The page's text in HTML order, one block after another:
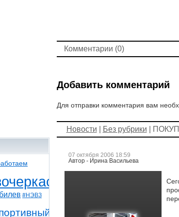
#НЭВЗ
Комментарии (0)
Добавить комментарий
Для отправки комментария вам
Новости Без рубрики |
07 октября 2006 18:59
Автор - Ирина Васильева